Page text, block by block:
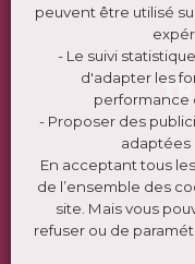
peuvent être utilisé
- Le suivi
d'adapter les
performance
- Proposer des
adaptées
En acceptant tous
de l’ensemble des
site. Mais vous
refuser ou de